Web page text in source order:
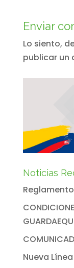
Enviar
Lo siento,
publicar un
Noticias
Nueva